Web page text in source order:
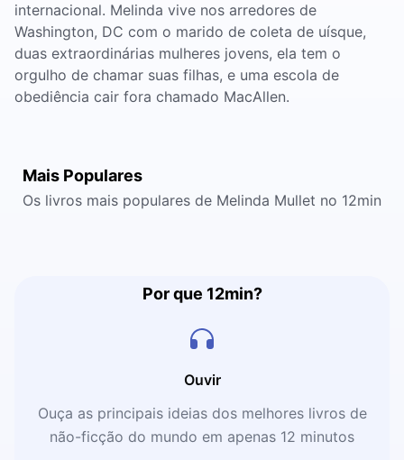
internacional. Melinda vive nos arredores de
Washington, DC com o marido de coleta de uísque,
duas extraordinárias mulheres jovens, ela tem o
orgulho de chamar suas filhas, e uma escola de
obediência cair fora chamado MacAllen.
Mais Populares
Os livros mais populares de Melinda Mullet no 12min
Por que 12min?
Ouvir
Ouça as principais ideias dos melhores livros de
não-ficção do mundo em apenas 12 minutos